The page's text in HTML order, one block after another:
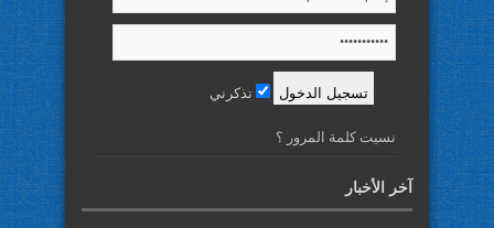
تذكرني
نسيت كلمة المرور ؟
آخر الأخبار